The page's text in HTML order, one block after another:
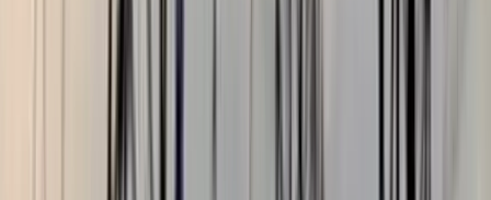
বরিশালটাইমস রিপোর্ট